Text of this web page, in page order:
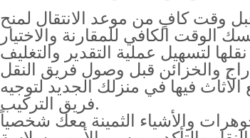
وقت كافٍ من موعد الانتقال لمنح
فيها في منزلك الجديد لتوجيه
فريق التركيب.